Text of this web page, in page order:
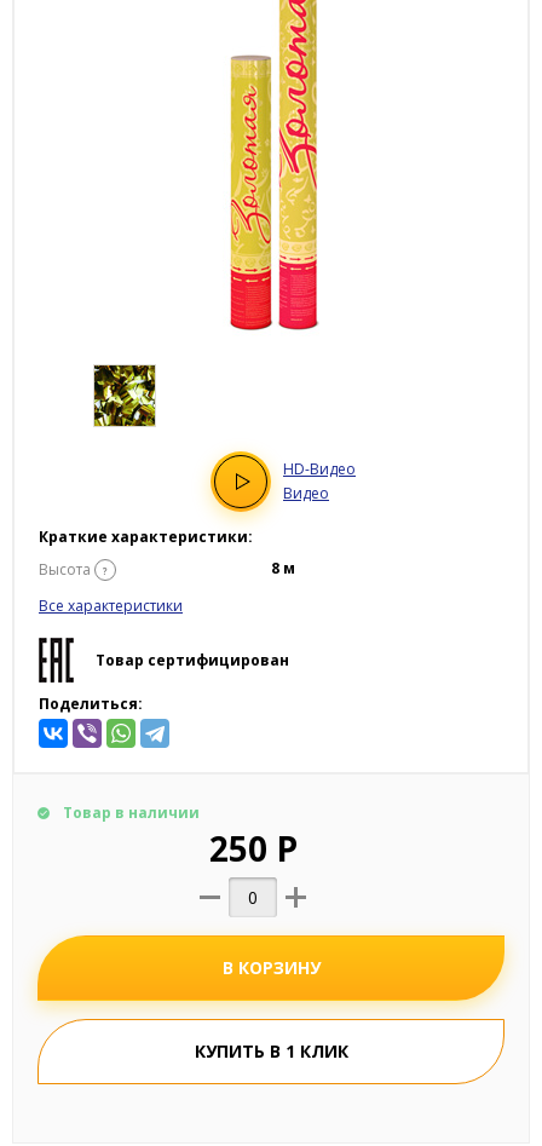
HD-Видео
Видео
Краткие характеристики:
Высота
?
8 м
Все характеристики
Товар сертифицирован
Поделиться:
Товар в наличии
250 Р
В КОРЗИНУ
КУПИТЬ В 1 КЛИК